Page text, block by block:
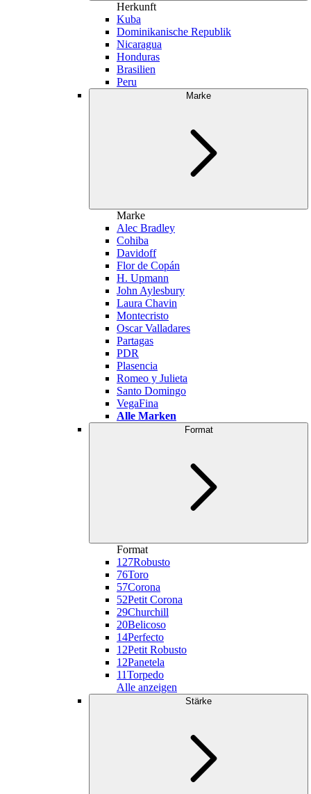
Herkunft
Kuba
Dominikanische Republik
Nicaragua
Honduras
Brasilien
Peru
Marke
Marke
Alec Bradley
Cohiba
Davidoff
Flor de Copán
H. Upmann
John Aylesbury
Laura Chavin
Montecristo
Oscar Valladares
Partagas
PDR
Plasencia
Romeo y Julieta
Santo Domingo
VegaFina
Alle Marken
Format
Format
127Robusto
76Toro
57Corona
52Petit Corona
29Churchill
20Belicoso
14Perfecto
12Petit Robusto
12Panetela
11Torpedo
Alle anzeigen
Stärke